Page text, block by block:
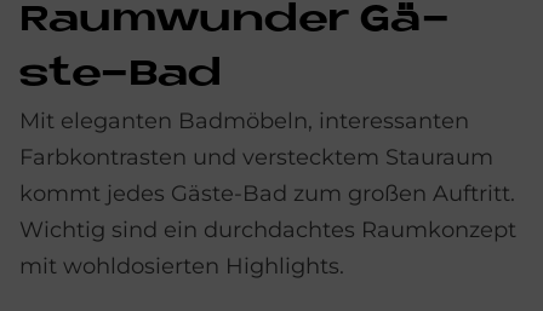
Raum­wun­der Gä­
ste-Bad
Mit eleganten Badmöbeln, interessanten
Farbkontrasten und verstecktem Stauraum
kommt jedes Gäste-Bad zum großen Auftritt.
Wichtig sind ein durchdachtes Raumkonzept
mit wohldosierten Highlights.